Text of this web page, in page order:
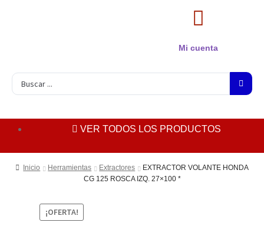
Mi cuenta
VER TODOS LOS PRODUCTOS
Inicio Herramientas Extractores
EXTRACTOR VOLANTE HONDA
CG 125 ROSCA IZQ. 27×100 *
¡OFERTA!